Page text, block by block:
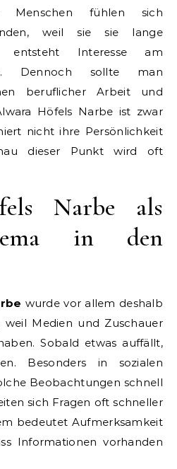
Menschen fühlen sich
weil sie sie lange
entsteht Interesse am
Dennoch sollte man
beruflicher Arbeit und
Höfels Narbe ist zwar
nicht ihre Persönlichkeit
dieser Punkt wird oft
Narbe als
in den
wurde vor allem deshalb
weil Medien und Zuschauer
Sobald etwas auffällt,
Besonders in sozialen
Beobachtungen schnell
sich Fragen oft schneller
bedeutet Aufmerksamkeit
Informationen vorhanden